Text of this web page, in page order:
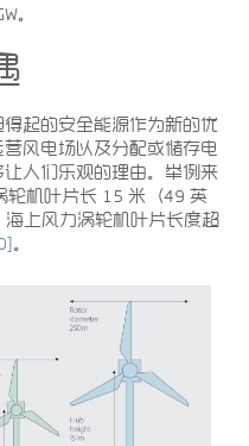
。
起的安全能源作为新的优
风电场以及分配或储存电
人们乐观的理由。举例来
轮机叶片长 15 米（49 英
海上风力涡轮机叶片长度超